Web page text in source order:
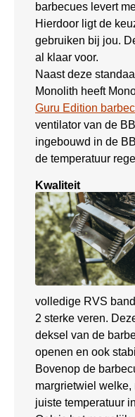
barbecues levert
Hierdoor ligt de
gebruiken bij jou.
al klaar voor.
Naast deze
Monolith heeft
Guru Edition
ventilator van de
ingebouwd in de
de temperatuur
Kwaliteit
volledige RVS
2 sterke veren.
deksel van de
openen en ook
Bovenop de
margrietwiel
juiste temperatuur